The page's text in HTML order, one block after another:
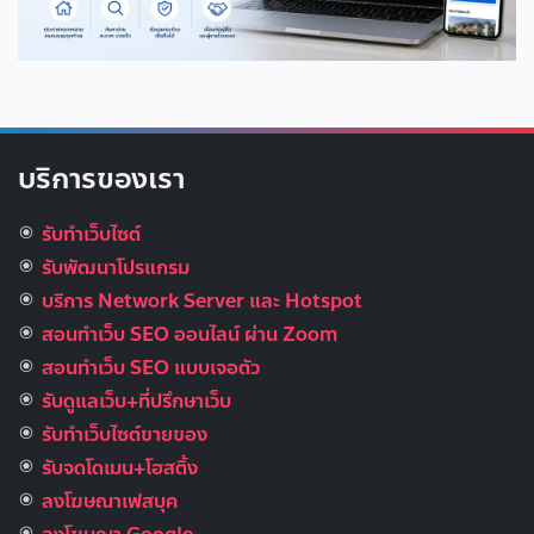
บริการของเรา
รับทำเว็บไซต์
รับพัฒนาโปรแกรม
บริการ Network Server และ Hotspot
สอนทำเว็บ SEO ออนไลน์ ผ่าน Zoom
สอนทำเว็บ SEO แบบเจอตัว
รับดูแลเว็บ+ที่ปรึกษาเว็บ
รับทําเว็บไซต์ขายของ
รับจดโดเมน+โฮสติ้ง
ลงโฆษณาเฟสบุค